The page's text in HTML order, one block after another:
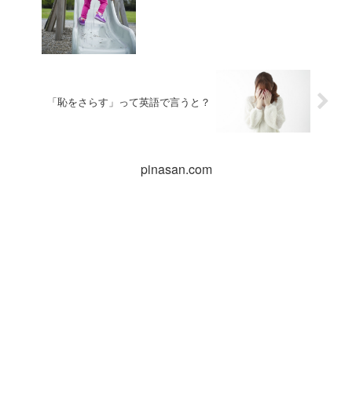
「恥をさらす」って英語で言うと？
pinasan.com